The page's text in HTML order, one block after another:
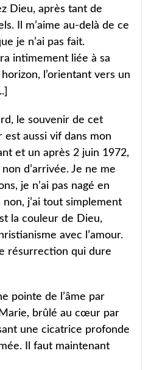
Dieu, après tant de
Il m’aime au-delà de ce
je n’ai pas fait.
intimement liée à sa
l’orientant vers un
le souvenir de cet
aussi vif dans mon
et un après 2 juin 1972,
d’arrivée. Je ne me
je n’ai pas nagé en
j’ai tout simplement
la couleur de Dieu,
avec l’amour.
résurrection qui dure
pointe de l’âme par
Marie, brûlé au cœur par
une cicatrice profonde
Il faut maintenant